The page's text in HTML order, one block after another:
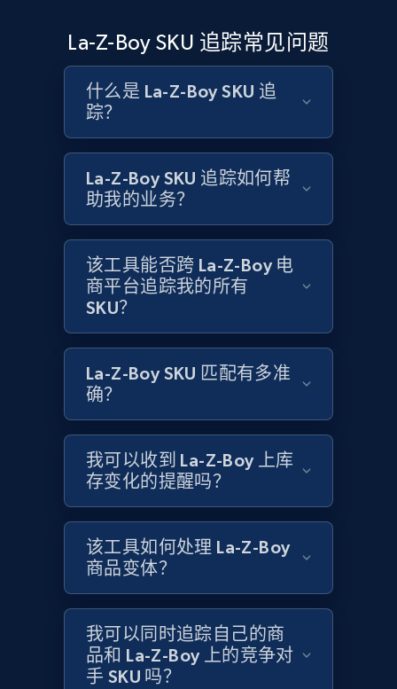
Title, Seller name, Brand, Description, Initial
price, Currency, Availability, Reviews count, and
more.
2.1K+
Amazon products global dataset - Collect
Amazon products by seller URL
Title, Seller name, Brand, Description, Initial
price, Currency, Availability, Reviews count, and
products from Brands URLs
Title, Seller name, Brand, Description, Initial
2.1K+ 375+ 立即开始
Home Depot US
URL, Domain, Country code, Model number,
La-Z-Boy SKU 追踪常见问题
什么是 La-Z-Boy SKU 追
踪？
La-Z-Boy SKU 追踪如何帮
助我的业务？
该工具能否跨 La-Z-Boy 电
商平台追踪我的所有
SKU？
La-Z-Boy SKU 匹配有多准
确？
我可以收到 La-Z-Boy 上库
存变化的提醒吗？
该工具如何处理 La-Z-Boy
商品变体？
我可以同时追踪自己的商
品和 La-Z-Boy 上的竞争对
手 SKU 吗？